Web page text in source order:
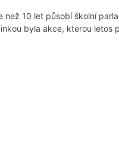
než 10 let působí školní
byla akce, kterou letos